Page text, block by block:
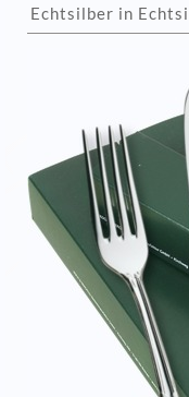
Echtsilber in